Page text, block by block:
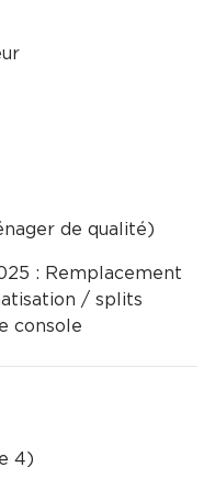
de qualité)
: Remplacement
/ splits
console
4)